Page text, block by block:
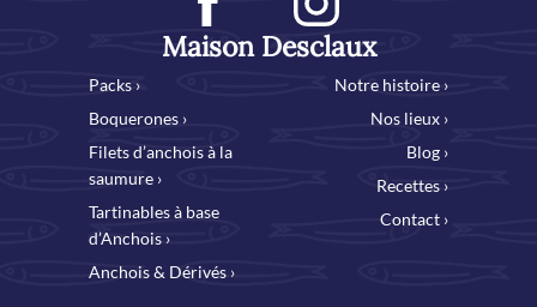
Maison Desclaux
Packs ›
Boquerones ›
Filets d’anchois à la
saumure ›
Tartinables à base
d’Anchois ›
Anchois & Dérivés ›
Notre histoire ›
Nos lieux ›
Blog ›
Recettes ›
Contact ›